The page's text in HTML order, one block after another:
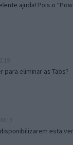
ajuda! Pois o
para eliminar as Tabs?
esta